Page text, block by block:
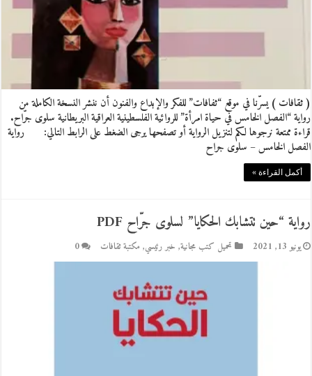
( ثقافات ) يسرّنا في موقع “ثفافات” للفكر والإبداع والفنون أن ننشر النسخة الكاملة من
رواية “الفصل الخامس في حياة امرأة” للروائية الفلسطينية العراقية البريطانية سلوى جرّاح.
قراءة ممتعة نرجوها لكم لتنزيل الرواية أو تصفحها يرجى الضغط على الرابط التالي: رواية
الفصل الخامس – سلوى جراح
أكمل القراءة »
رواية “حين تتشابك الحكايا” لسلوى جرّاح PDF
يونيو 13, 2021 تحميل كتب مجانية, خبر رئيسي, مكتبة ثقافات 0